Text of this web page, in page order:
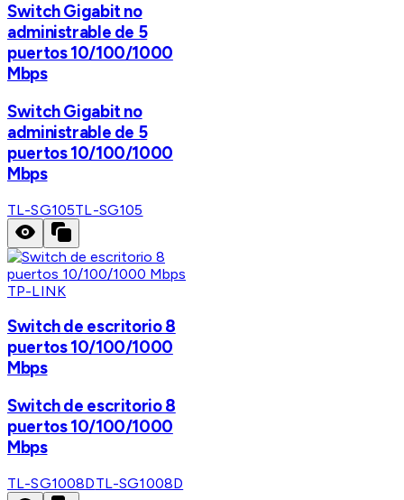
Switch Gigabit no
administrable de 5
puertos 10/100/1000
Mbps
Switch Gigabit no
administrable de 5
puertos 10/100/1000
Mbps
TL-SG105TL-SG105
TP-LINK
Switch de escritorio 8
puertos 10/100/1000
Mbps
Switch de escritorio 8
puertos 10/100/1000
Mbps
TL-SG1008DTL-SG1008D